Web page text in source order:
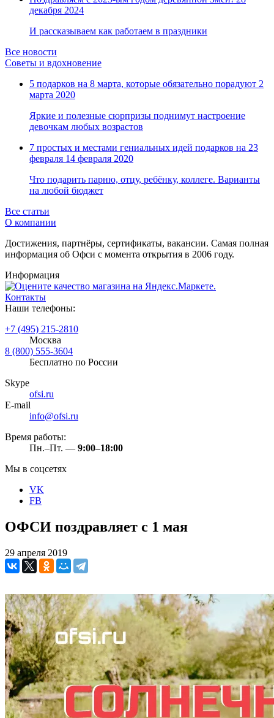
Замки прочие
Пленки солнцезащитные для окон
Все товары раздела«Хозтовары»
декабря 2024
И рассказываем как работаем в праздники
Все новости
Советы и вдохновение
5 подарков на 8 марта, которые обязательно порадуют 2
марта 2020
Яркие и полезные сюрпризы поднимут настроение
девочкам любых возрастов
7 простых и местами гениальных идей подарков на 23
февраля 14 февраля 2020
Что подарить парню, отцу, ребёнку, коллеге. Варианты
на любой бюджет
Все статьи
О компании
Достижения, партнёры, сертификаты, вакансии. Самая полная
информация об Офси с момента открытия в 2006 году.
Информация
Контакты
Наши телефоны:
+7 (495) 215-2810
Москва
8 (800) 555-3604
Бесплатно по России
Skype
ofsi.ru
E-mail
info@ofsi.ru
Время работы:
Пн.–Пт. — 9:00–18:00
Мы в соцсетях
VK
FB
ОФСИ поздравляет с 1 мая
29 апреля 2019